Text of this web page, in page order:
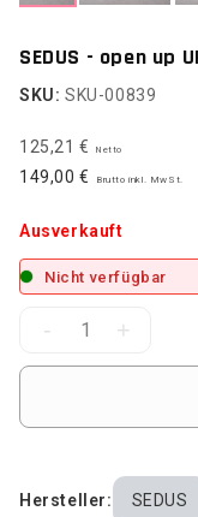
SEDUS - open up
SKU: SKU-00839
125,21 € Netto
149,00 € Brutto inkl. MwSt.
Ausverkauft
Nicht verfügbar
- +
Hersteller: SEDUS